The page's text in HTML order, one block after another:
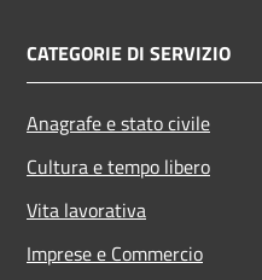
CATEGORIE DI SERVIZIO
Anagrafe e stato civile
Cultura e tempo libero
Vita lavorativa
Imprese e Commercio